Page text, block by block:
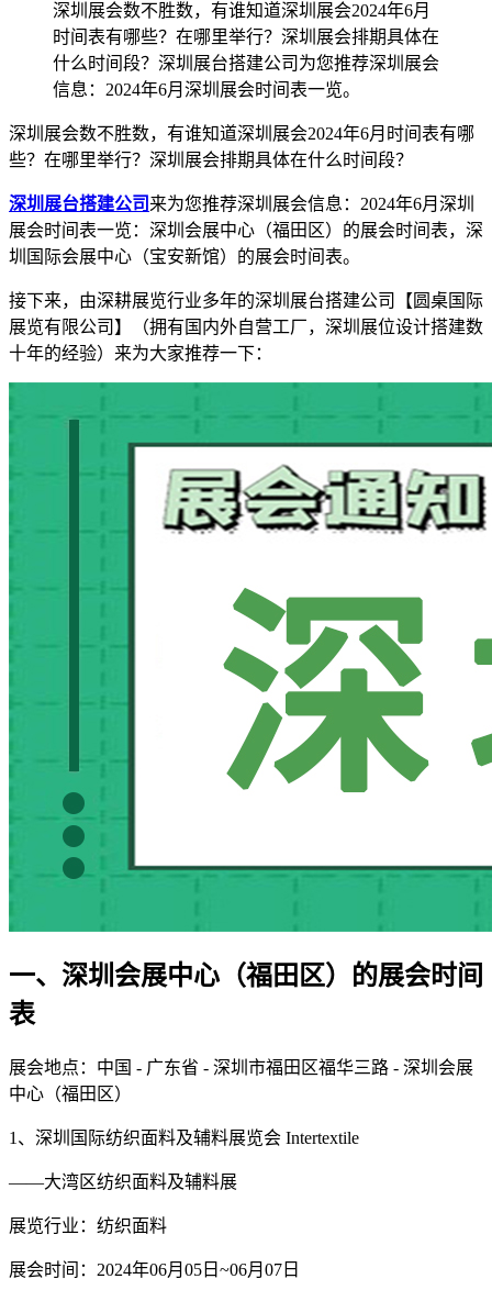
深圳展会数不胜数，有谁知道深圳展会2024年6月
时间表有哪些？在哪里举行？深圳展会排期具体在
什么时间段？深圳展台搭建公司为您推荐深圳展会
信息：2024年6月深圳展会时间表一览。
深圳展会数不胜数，有谁知道深圳展会2024年6月时间表有哪
些？在哪里举行？深圳展会排期具体在什么时间段？
深圳展台搭建公司 来为您推荐深圳展会信息：2024年6月深圳
展会时间表一览：深圳会展中心（福田区）的展会时间表，深
圳国际会展中心（宝安新馆）的展会时间表。
接下来，由深耕展览行业多年的深圳展台搭建公司【圆桌国际
展览有限公司】（拥有国内外自营工厂，深圳展位设计搭建数
十年的经验）来为大家推荐一下：
一、深圳会展中心（福田区）的展会时间
表
展会地点：中国 - 广东省 - 深圳市福田区福华三路 - 深圳会展
中心（福田区）
1、深圳国际纺织面料及辅料展览会 Intertextile
——大湾区纺织面料及辅料展
展览行业：纺织面料
展会时间：2024年06月05日~06月07日